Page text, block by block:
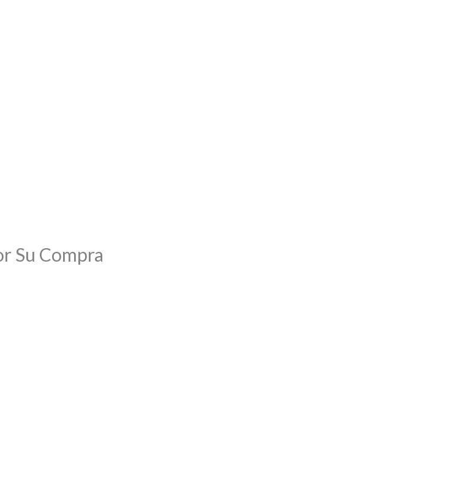
Su Compra